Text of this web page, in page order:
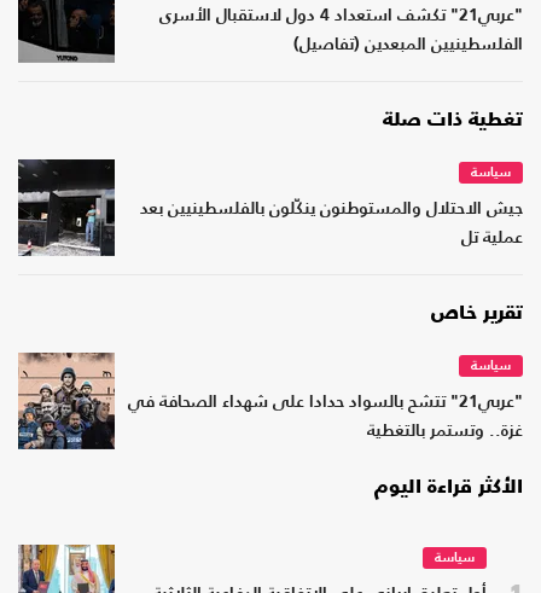
"عربي21" تكشف استعداد 4 دول لاستقبال الأسرى
الفلسطينيين المبعدين (تفاصيل)
تغطية ذات صلة
سياسة
جيش الاحتلال والمستوطنون ينكّلون بالفلسطينيين بعد
عملية تل
تقرير خاص
سياسة
"عربي21" تتشح بالسواد حدادا على شهداء الصحافة في
غزة.. وتستمر بالتغطية
الأكثر قراءة اليوم
سياسة